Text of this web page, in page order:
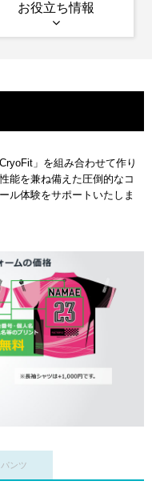
お役立ち情報
」を組み合わせて作り
能を兼ね備えた圧倒的なコ
ル体験をサポートいたしま
パンツ